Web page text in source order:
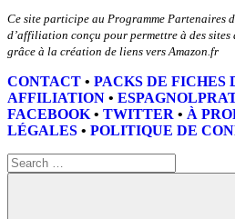
Ce site participe au Programme Partenaires
d’affiliation conçu pour permettre à des
grâce à la création de liens vers Amazon.fr
CONTACT • PACKS DE FICHES
AFFILIATION •
FACEBOOK• TWITTER • À
LÉGALES • POLITIQUE DE
Search
for: